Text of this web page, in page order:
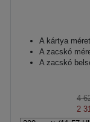
A kártya
A zacskó
A zacskó
4
2